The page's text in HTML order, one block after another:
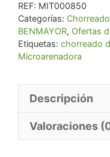
REF: MIT000850
Categorías:
BENMAYOR, Ofertas
Etiquetas: chorreado
Microarenadora
Descripción
Valoraciones